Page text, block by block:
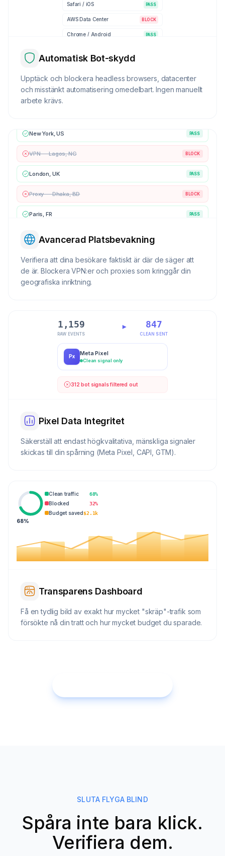
Safari / iOS PASS
AWS Data Center BLOCK
Chrome / Android PASS
Automatisk Bot-skydd
Upptäck och blockera headless browsers, datacenter
och misstänkt automatisering omedelbart. Ingen manuellt
arbete krävs.
New York, US PASS
VPN — Lagos, NG BLOCK
London, UK PASS
Proxy — Dhaka, BD BLOCK
Paris, FR PASS
Avancerad Platsbevakning
Verifiera att dina besökare faktiskt är där de säger att
de är. Blockera VPN:er och proxies som kringgår din
geografiska inriktning.
1,159
RAW EVENTS
847
CLEAN SENT
Px Meta Pixel
Clean signal only
312 bot signals filtered out
Pixel Data Integritet
Säkerställ att endast högkvalitativa, mänskliga signaler
skickas till din spårning (Meta Pixel, CAPI, GTM).
68%
Clean traffic 68%
Blocked 32%
Budget saved$2.1k
Transparens Dashboard
Få en tydlig bild av exakt hur mycket "skräp"-trafik som
försökte nå din tratt och hur mycket budget du sparade.
SLUTA FLYGA BLIND
Spåra inte bara klick.
Verifiera dem.